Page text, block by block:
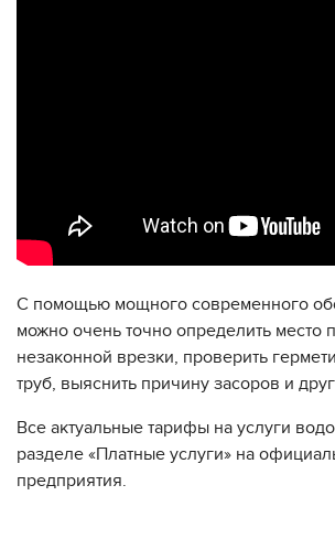
С помощью мощного современного
можно очень точно определить место
незаконной врезки, проверить
труб, выяснить причину засоров и
Все актуальные тарифы на услуги
разделе «Платные услуги» на
предприятия.